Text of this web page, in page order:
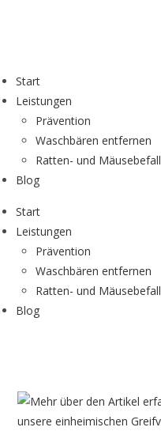
Start
Leistungen
Prävention
Waschbären entfernen
Ratten- und Mäusebefall
Blog
Start
Leistungen
Prävention
Waschbären entfernen
Ratten- und Mäusebefall
Blog